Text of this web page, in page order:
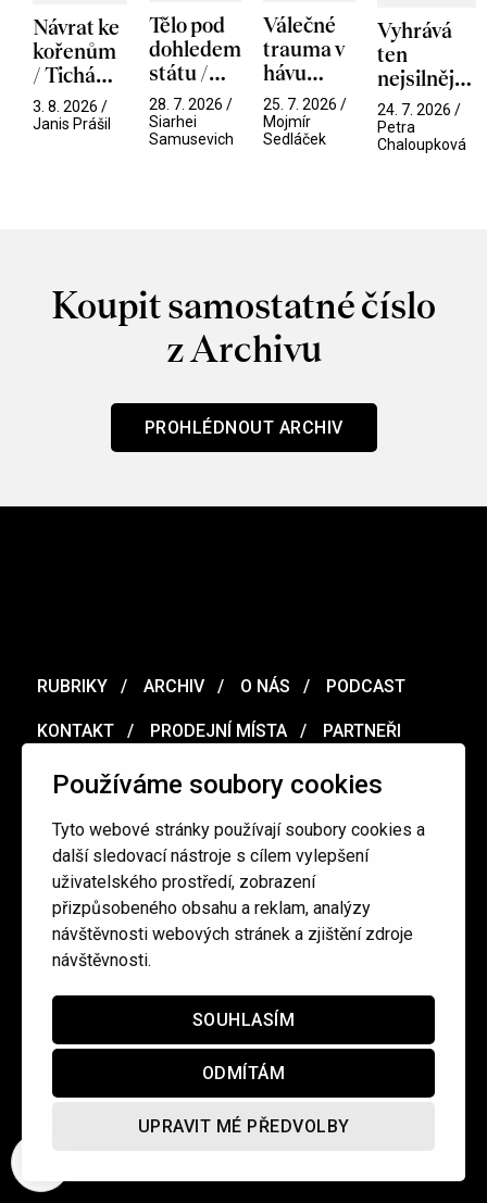
Používáme soubory cookies
Tyto webové stránky používají soubory cookies a
další sledovací nástroje s cílem vylepšení
uživatelského prostředí, zobrazení
přizpůsobeného obsahu a reklam, analýzy
návštěvnosti webových stránek a zjištění zdroje
návštěvnosti.
SOUHLASÍM
ODMÍTÁM
UPRAVIT MÉ PŘEDVOLBY
Návrat ke
kořenům
/ Tichá
přítelkyně
3. 8. 2026 /
Janis Prášil
Tělo pod
dohledem
státu /
Pramen
28. 7. 2026 /
Siarhei
Samusevich
Válečné
trauma v
hávu
spektáklu
/ Odyssea
25. 7. 2026 /
Mojmír
Sedláček
Vyhrává
ten
nejsilnější
/ V nitru
manosféry
24. 7. 2026 /
Petra
Chaloupková
Koupit samostatné číslo
z Archivu
PROHLÉDNOUT ARCHIV
RUBRIKY ARCHIV O NÁS PODCAST
KONTAKT PRODEJNÍ MÍSTA PARTNEŘI
MERCH VOUCHER
Ochrana osobních údajů / Obchodní podmínky
redakce@cinepur.cz